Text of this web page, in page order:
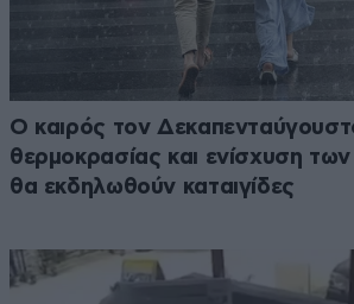
Ο καιρός τον
θερμοκρασίας και ενίσχυση
θα εκδηλωθούν καταιγίδες